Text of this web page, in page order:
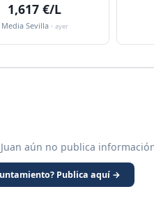
1,617 €/L
Media Sevilla · ayer
aún no publica
Publica aquí →